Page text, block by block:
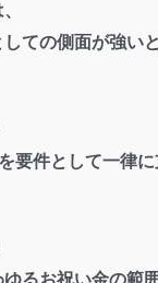
ての側面が強い
要件として一律